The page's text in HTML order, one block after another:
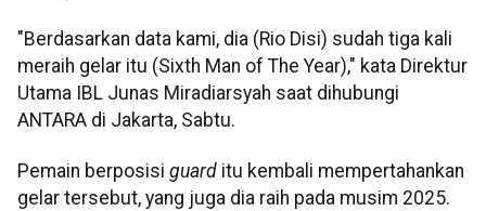
"Berdasarkan data kami, dia (Rio Disi) sudah tiga kali
meraih gelar itu (Sixth Man of The Year)," kata Direktur
Utama IBL Junas Miradiarsyah saat dihubungi
ANTARA di Jakarta, Sabtu.
Pemain berposisi guard itu kembali mempertahankan
gelar tersebut, yang juga dia raih pada musim 2025.